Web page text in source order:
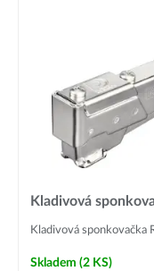
Kladivová
Kladivová sponkovačka
Skladem (2 KS)